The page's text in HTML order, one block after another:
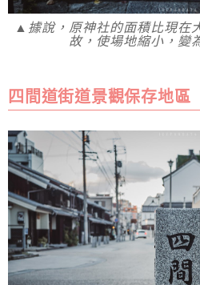
▲據說，原神社的面積比現在
故，使場地縮小，變
四間道街道景觀保存地區